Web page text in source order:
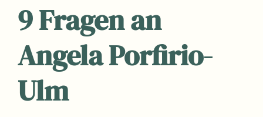
9 Fragen an
Angela Porfirio-
Ulm